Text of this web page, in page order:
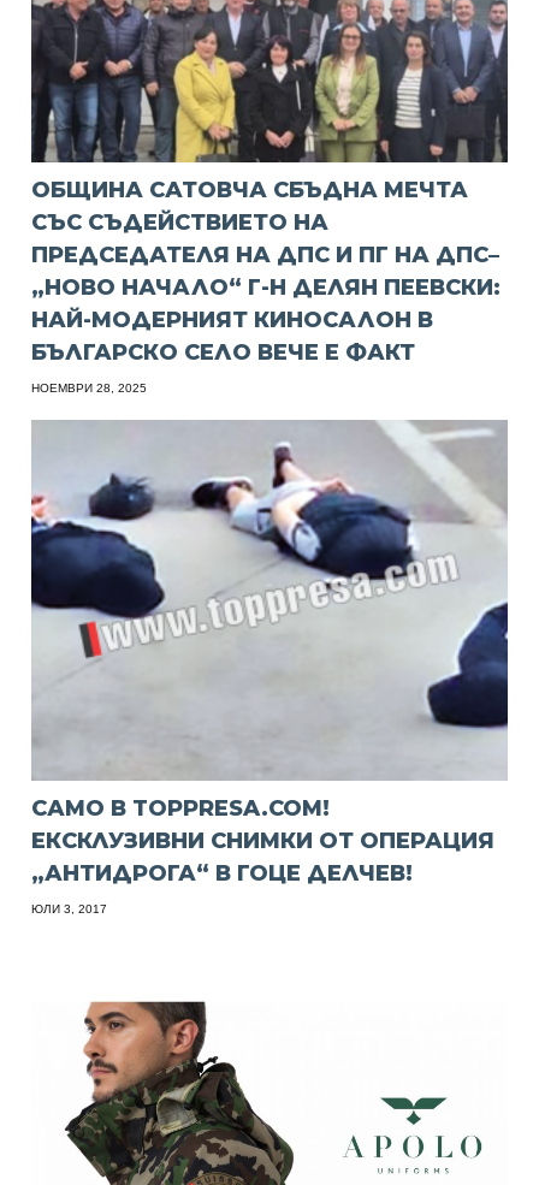
ОБЩИНА САТОВЧА СБЪДНА МЕЧТА
СЪС СЪДЕЙСТВИЕТО НА
ПРЕДСЕДАТЕЛЯ НА ДПС И ПГ НА ДПС–
„НОВО НАЧАЛО“ Г-Н ДЕЛЯН ПЕЕВСКИ:
НАЙ-МОДЕРНИЯТ КИНОСАЛОН В
БЪЛГАРСКО СЕЛО ВЕЧЕ Е ФАКТ
НОЕМВРИ 28, 2025
САМО В TOPPRESA.COM!
ЕКСКЛУЗИВНИ СНИМКИ ОТ ОПЕРАЦИЯ
„АНТИДРОГА“ В ГОЦЕ ДЕЛЧЕВ!
ЮЛИ 3, 2017